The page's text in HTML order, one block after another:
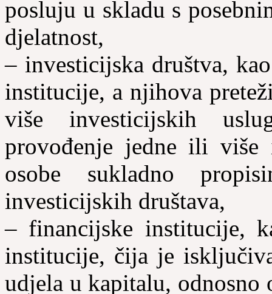
posluju u skladu s
djelatnost,
– investicijska društva,
institucije, a njihova
više investicijskih
provođenje jedne ili
osobe sukladno
investicijskih društava,
– financijske institucije,
institucije, čija je
udjela u kapitalu,